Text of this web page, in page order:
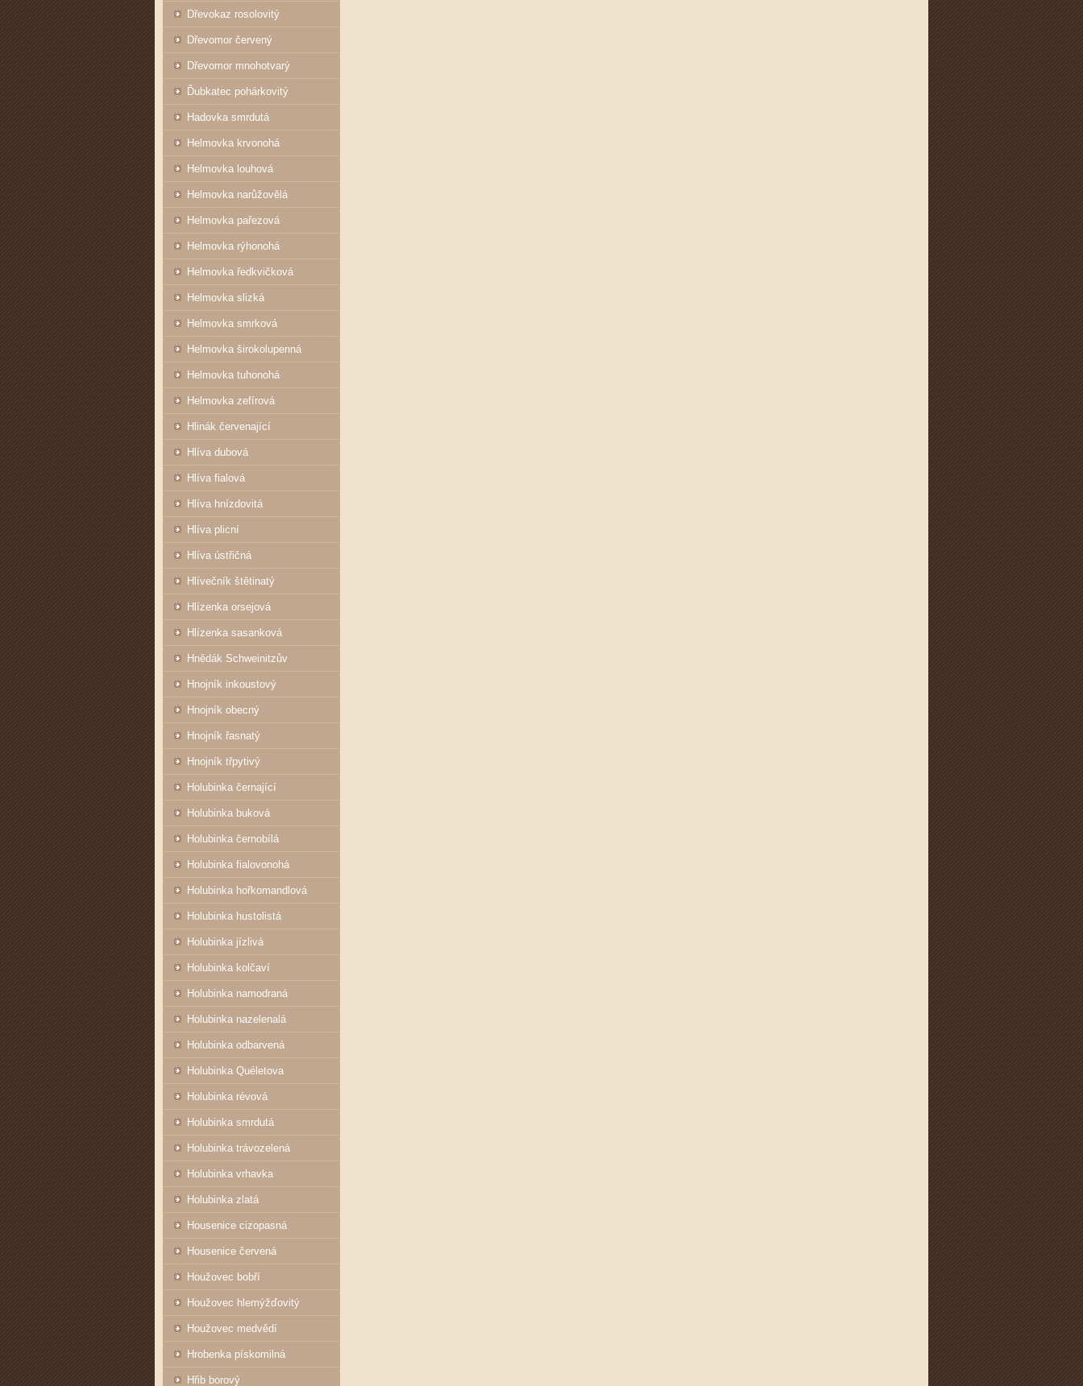
Dřevokaz rosolovitý
Dřevomor červený
Dřevomor mnohotvarý
Ďubkatec pohárkovitý
Hadovka smrdutá
Helmovka krvonohá
Helmovka louhová
Helmovka narůžovělá
Helmovka pařezová
Helmovka rýhonohá
Helmovka ředkvičková
Helmovka slizká
Helmovka smrková
Helmovka širokolupenná
Helmovka tuhonohá
Helmovka zefírová
Hlinák červenající
Hlíva dubová
Hlíva fialová
Hlíva hnízdovitá
Hlíva plicní
Hlíva ústřičná
Hlívečník štětinatý
Hlízenka orsejová
Hlízenka sasanková
Hnědák Schweinitzův
Hnojník inkoustový
Hnojník obecný
Hnojník řasnatý
Hnojník třpytivý
Holubinka černající
Holubinka buková
Holubinka černobílá
Holubinka fialovonohá
Holubinka hořkomandlová
Holubinka hustolistá
Holubinka jízlivá
Holubinka kolčaví
Holubinka namodraná
Holubinka nazelenalá
Holubinka odbarvená
Holubinka Quéletova
Holubinka révová
Holubinka smrdutá
Holubinka trávozelená
Holubinka vrhavka
Holubinka zlatá
Housenice cizopasná
Housenice červená
Houžovec bobří
Houžovec hlemýžďovitý
Houžovec medvědí
Hrobenka pískomilná
Hřib borový